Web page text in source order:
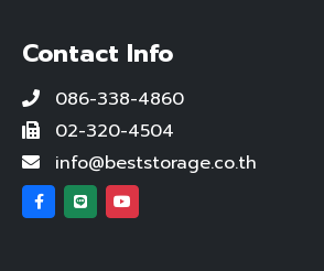
Contact Info
086-338-4860
02-320-4504
info@beststorage.co.th